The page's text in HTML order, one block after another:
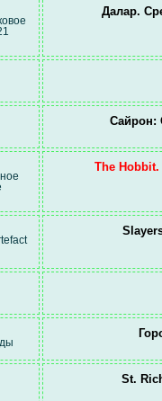
Далар.
Сайрон:
The
St.